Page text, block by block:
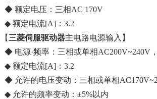
◆ 额定电压：三相AC 170V
◆ 额定电流[A]：3.2
【 三菱伺服驱动器主电路电源输入】
◆ 电源·频率：三相或单相AC200V~240V
◆ 额定电流[A]：3.2
◆ 允许的电压变动：三相或单相
◆ 允许的频率变动：±5%以内